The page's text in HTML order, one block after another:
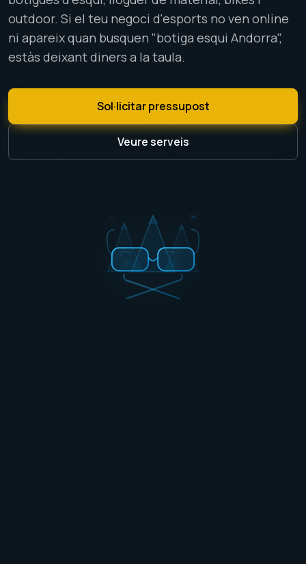
outdoor. Si el teu negoci d'esports no ven online
ni apareix quan busquen "botiga esqui Andorra",
estàs deixant diners a la taula.
Sol·licitar pressupost
Veure serveis